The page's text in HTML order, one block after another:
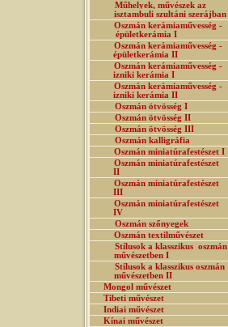
Műhelyek, művészek az
isztambuli szultáni szerájban
Oszmán kerámiaművesség -
épületkerámia I
Oszmán kerámiaművesség -
épületkerámia II
Oszmán kerámiaművesség -
izniki kerámia I
Oszmán kerámiaművesség -
izniki kerámia II
Oszmán ötvösség I
Oszmán ötvösség II
Oszmán ötvösség III
Oszmán kalligráfia
Oszmán miniatúrafestészet I
Oszmán miniatúrafestészet
II
Oszmán miniatúrafestészet
III
Oszmán miniatúrafestészet
IV
Oszmán szőnyegek
Oszmán textilművészet
Stílusok a klasszikus oszmán
művészetben I
Stílusok a klasszikus oszmán
művészetben II
Mongol művészet
Tibeti művészet
Indiai művészet
Kínai művészet